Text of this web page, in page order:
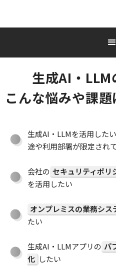
生成AI・LLM
こんな悩みや課
生成AI・LLMを活用したい
途や利用部署が限定され
会社の セキュリティポリ
を活用したい
オンプレミスの業務シス
たい
生成AI・LLMアプリの パ
化 したい